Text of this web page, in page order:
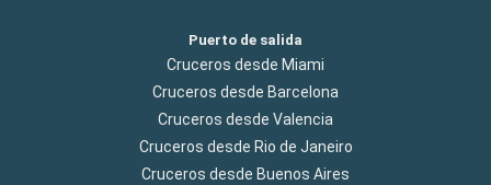
Puerto de salida
Cruceros desde Miami
Cruceros desde Barcelona
Cruceros desde Valencia
Cruceros desde Rio de Janeiro
Cruceros desde Buenos Aires